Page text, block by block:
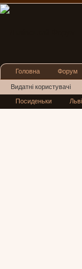
Головна Форум
Видатні користувачі
Нові повідомлення
Посиденьки